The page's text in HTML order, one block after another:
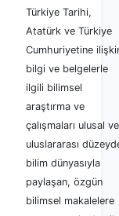
Türkiye Tarihi,
Atatürk ve Türkiye
Cumhuriyetine
bilgi ve belgelerle
ilgili bilimsel
araştırma ve
çalışmaları ulusal ve
uluslararası
bilim dünyasıyla
paylaşan, özgün
bilimsel makalelere